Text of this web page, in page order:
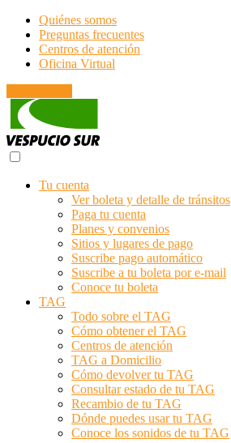
Quiénes somos
Preguntas frecuentes
Centros de atención
Oficina Virtual
Tu cuenta
Ver boleta y detalle de tránsitos
Paga tu cuenta
Planes y convenios
Sitios y lugares de pago
Suscribe pago automático
Suscribe a tu boleta por e-mail
Conoce tu boleta
TAG
Todo sobre el TAG
Cómo obtener el TAG
Centros de atención
TAG a Domicilio
Cómo devolver tu TAG
Consultar estado de tu TAG
Recambio de tu TAG
Dónde puedes usar tu TAG
Conoce los sonidos de tu TAG